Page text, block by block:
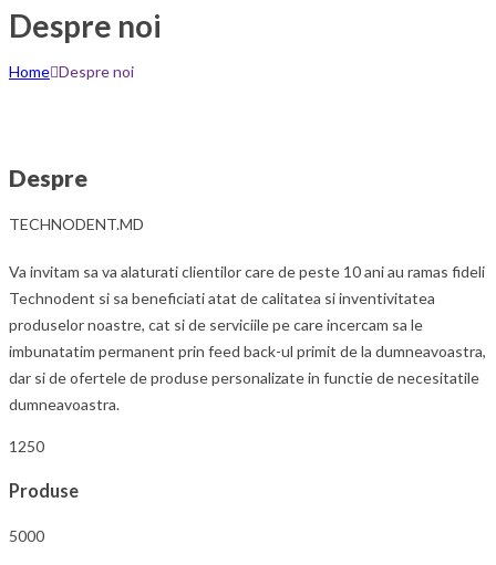
Despre noi
Home Despre noi
Despre
TECHNODENT.MD
Va invitam sa va alaturati clientilor care de peste 10 ani au ramas fideli
Technodent si sa beneficiati atat de calitatea si inventivitatea
produselor noastre, cat si de serviciile pe care incercam sa le
imbunatatim permanent prin feed back-ul primit de la dumneavoastra,
dar si de ofertele de produse personalizate in functie de necesitatile
dumneavoastra.
1250
Produse
5000